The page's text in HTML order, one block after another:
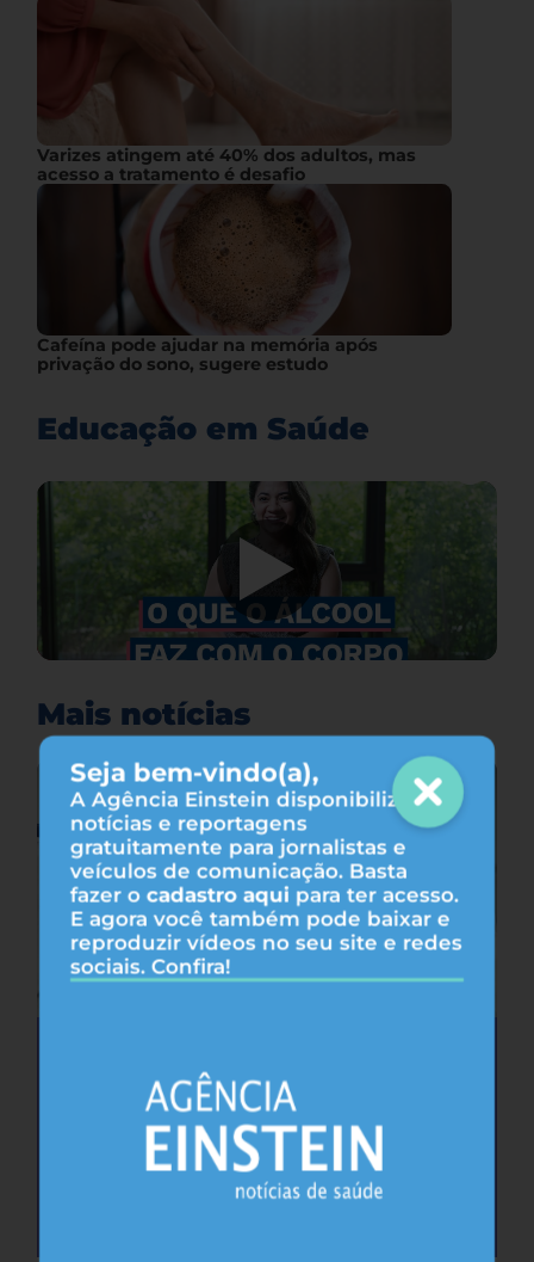
Seja bem-vindo(a),
A Agência Einstein disponibiliza
notícias e reportagens
gratuitamente para jornalistas e
veículos de comunicação. Basta
fazer o cadastro aqui para ter acesso.
E agora você também pode baixar e
reproduzir vídeos no seu site e redes
sociais. Confira!
Varizes atingem até 40% dos adultos, mas
acesso a tratamento é desafio
Cafeína pode ajudar na memória após
privação do sono, sugere estudo
Educação em Saúde
Mais notícias
Saúde do coração após os 45 anos pode
antecipar risco de demência